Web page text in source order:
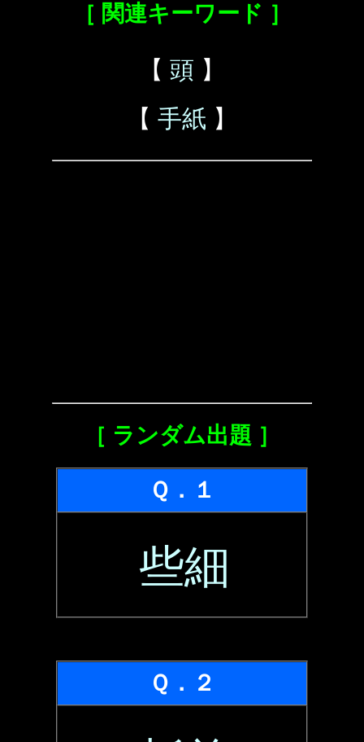
［ 関連キーワード ］
【 頭 】
【 手紙 】
［ ランダム出題 ］
Ｑ．１
些細
Ｑ．２